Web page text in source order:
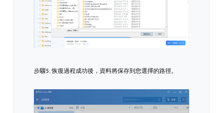
步驟5. 恢復過程成功後，資料將保存到您選擇的路徑。